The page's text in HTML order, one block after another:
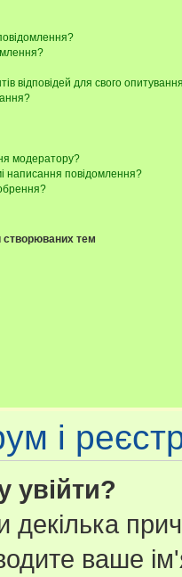
відповідей для свого
модератору?
написання повідомлення?
створюваних тем
і
увійти?
ваше